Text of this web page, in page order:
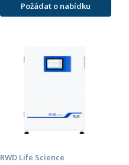
Požádat o nabídku
RWD Life Science